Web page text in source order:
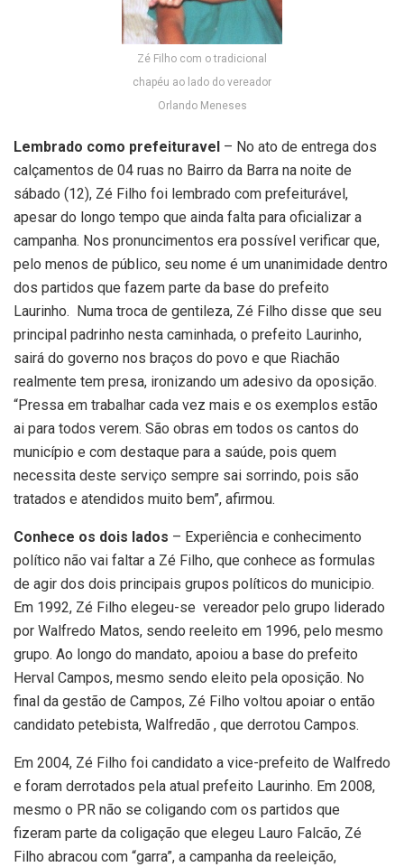
Zé Filho com o tradicional
chapéu ao lado do vereador
Orlando Meneses
Lembrado como prefeituravel – No ato de entrega dos
calçamentos de 04 ruas no Bairro da Barra na noite de
sábado (12), Zé Filho foi lembrado com prefeiturável,
apesar do longo tempo que ainda falta para oficializar a
campanha. Nos pronuncimentos era possível verificar que,
pelo menos de público, seu nome é um unanimidade dentro
dos partidos que fazem parte da base do prefeito
Laurinho. Numa troca de gentileza, Zé Filho disse que seu
principal padrinho nesta caminhada, o prefeito Laurinho,
sairá do governo nos braços do povo e que Riachão
realmente tem presa, ironizando um adesivo da oposição.
“Pressa em trabalhar cada vez mais e os exemplos estão
ai para todos verem. São obras em todos os cantos do
município e com destaque para a saúde, pois quem
necessita deste serviço sempre sai sorrindo, pois são
tratados e atendidos muito bem”, afirmou.
Conhece os dois lados – Experiência e conhecimento
político não vai faltar a Zé Filho, que conhece as formulas
de agir dos dois principais grupos políticos do municipio.
Em 1992, Zé Filho elegeu-se vereador pelo grupo liderado
por Walfredo Matos, sendo reeleito em 1996, pelo mesmo
grupo. Ao longo do mandato, apoiou a base do prefeito
Herval Campos, mesmo sendo eleito pela oposição. No
final da gestão de Campos, Zé Filho voltou apoiar o então
candidato petebista, Walfredão , que derrotou Campos.
Em 2004, Zé Filho foi candidato a vice-prefeito de Walfredo
e foram derrotados pela atual prefeito Laurinho. Em 2008,
mesmo o PR não se coligando com os partidos que
fizeram parte da coligação que elegeu Lauro Falcão, Zé
Filho abracou com “garra”, a campanha da reeleição,